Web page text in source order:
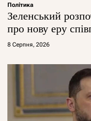
Політика
Зеленський
про нову еру
8 Серпня, 2026